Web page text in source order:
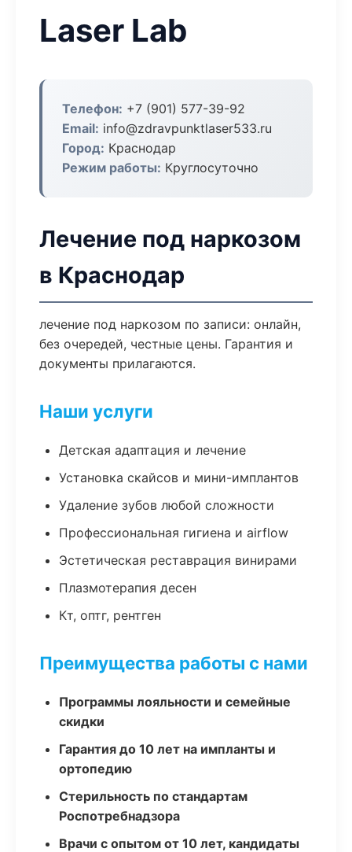
Laser Lab
Телефон: +7 (901) 577-39-92
Email: info@zdravpunktlaser533.ru
Город: Краснодар
Режим работы: Круглосуточно
Лечение под наркозом
в Краснодар
лечение под наркозом по записи: онлайн,
без очередей, честные цены. Гарантия и
документы прилагаются.
Наши услуги
Детская адаптация и лечение
Установка скайсов и мини-имплантов
Удаление зубов любой сложности
Профессиональная гигиена и airflow
Эстетическая реставрация винирами
Плазмотерапия десен
Кт, оптг, рентген
Преимущества работы с нами
Программы лояльности и семейные
скидки
Гарантия до 10 лет на импланты и
ортопедию
Стерильность по стандартам
Роспотребнадзора
Врачи с опытом от 10 лет, кандидаты